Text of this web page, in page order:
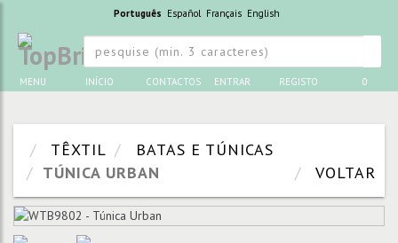
Português Español Français English
MENU INÍCIO CONTACTOS ENTRAR REGISTO 0
TÊXTIL
BATAS E TÚNICAS
TÚNICA URBAN
VOLTAR